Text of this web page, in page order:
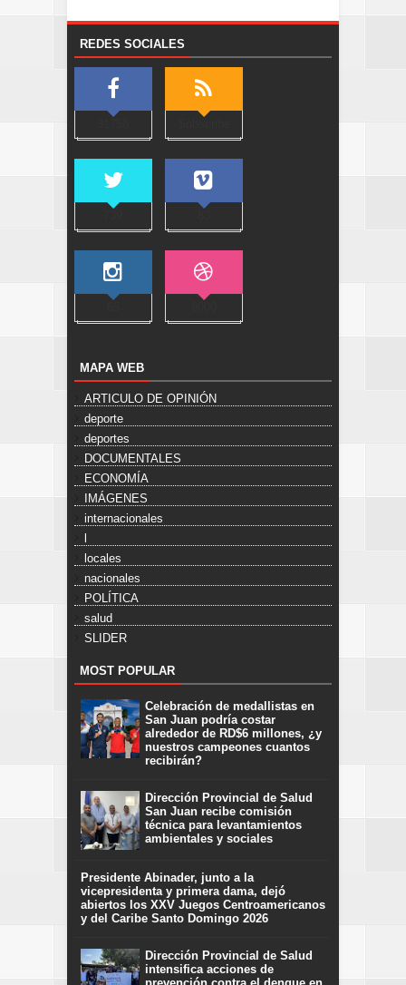
REDES SOCIALES
MAPA WEB
ARTICULO DE OPINIÓN
deporte
deportes
DOCUMENTALES
ECONOMÍA
IMÁGENES
internacionales
locales
nacionales
POLÍTICA
salud
SLIDER
MOST POPULAR
Celebración de medallistas en
San Juan podría costar
alrededor de RD$6 millones, ¿y
nuestros campeones cuantos
recibirán?
Dirección Provincial de Salud
San Juan recibe comisión
técnica para levantamientos
ambientales y sociales
Presidente Abinader, junto a la
vicepresidenta y primera dama, dejó
abiertos los XXV Juegos Centroamericanos
y del Caribe Santo Domingo 2026
Dirección Provincial de Salud
intensifica acciones de